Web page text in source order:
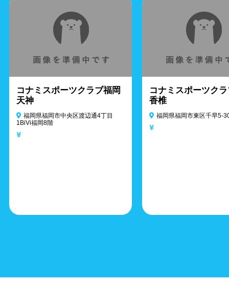
コナミスポーツクラブ福岡
天神
福岡県福岡市中央区渡辺通4丁目
1BiVi福岡8階
コナミスポーツク
香椎
福岡県福岡市東区千早5-